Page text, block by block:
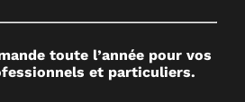
toute l’année pour vos
et particuliers.